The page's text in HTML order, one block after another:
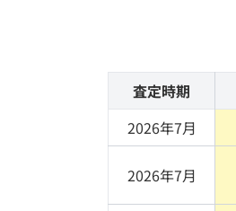
査定時期
2026年7月
2026年7月